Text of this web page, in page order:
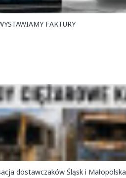
FAKTURY
dostawczaków Śląsk i Małopolska